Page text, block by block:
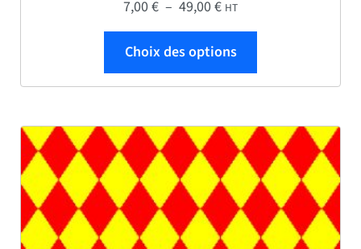
7,00€ – 49,00€Plage de prix : 7,00 € à
HT
Choix des options